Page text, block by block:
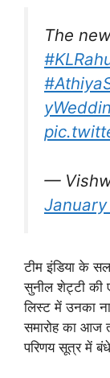
The
—
टीम इंडिया के
सुनील शेट्टी की
लिस्ट में उनका
समारोह का आज
परिणय सूत्र में